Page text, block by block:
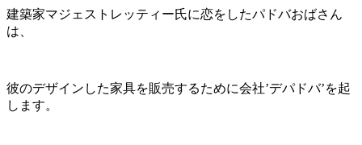
建築家マジェストレッティー氏に恋をしたパドバおばさん
は、
彼のデザインした家具を販売するために会社’デパドバ’を起
します。